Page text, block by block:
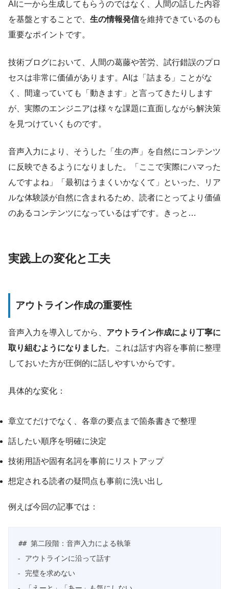
AIに一から生成してもらうのではなく、人間の話した内容
を基盤とすることで、 生の情報発信を維持できているのも
重要なポイントです。
技術ブログにおいて、人間の葛藤や苦労、試行錯誤のプロ
セスは非常に価値があります。AIは「詰まる」ことがな
く、間違っていても「動きます」と言ってきたりします
が、実際のエンジニアは様々な課題に直面しながら解決策
を見つけていくものです。
音声入力により、そうした「生の声」を自然にコンテンツ
に反映できるようになりました。「ここで実際にハマった
んですよね」「最初はうまくいかなくて」といった、リア
ルな体験談が自然に含まれるため、読者にとってより価値
のあるコンテンツになっているはずです。きっと…
実践上の変化と工夫
アウトライン作成の重要性
音声入力を導入してから、 アウトライン作成により丁寧に
取り組むようになりました。これは話す内容を事前に整理
しておいた方が圧倒的に話しやすいからです。
具体的な変化：
章立てだけでなく、各章の要点まで箇条書きで整理
話したい順序を明確に決定
技術用語や固有名詞を事前にリストアップ
想定される読者の疑問点も事前に洗い出し
例えば今回の記事では：
## 第二段階：音声入力による執筆
- アウトラインに沿って話す
- 完璧を求めない